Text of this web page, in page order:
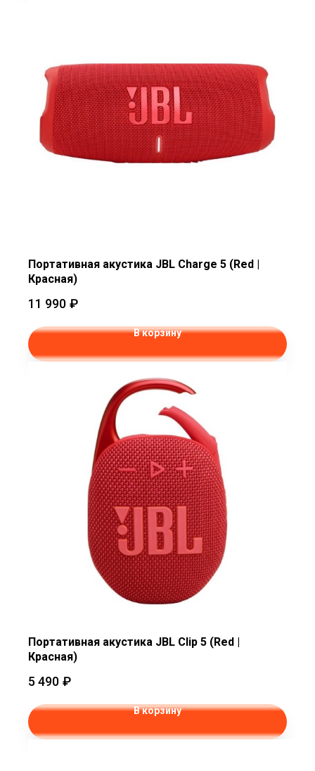
Портативная акустика JBL Charge 5 (Red |
Красная)
11 990 ₽
В корзину
Портативная акустика JBL Clip 5 (Red |
Красная)
5 490 ₽
В корзину